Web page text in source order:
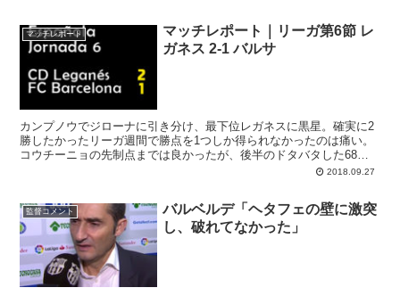
取りこぼすかもしれないと見られるからです。全チームに言えること
ですが、先陣を切るバルサはとにかく流れを引き戻す勝利が必要。バ
レンシア戦では活かせなかった得点機をゴールに変え、力強く勝つこ
マッチレポート
マッチレポート｜リーガ第6節 レ
ガネス 2-1 バルサ
カンプノウでジローナに引き分け、最下位レガネスに黒星。確実に2
勝したかったリーガ週間で勝点を1つしか得られなかったのは痛い。
コウチーニョの先制点までは良かったが、後半のドタバタした68秒
2018.09.27
監督コメント
バルベルデ「ヘタフェの壁に激突
し、破れてなかった」